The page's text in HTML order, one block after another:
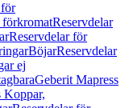
förkromatReservdelar
Reservdelar för
BöjarReservdelar
ej
Geberit Mapress
Koppar,